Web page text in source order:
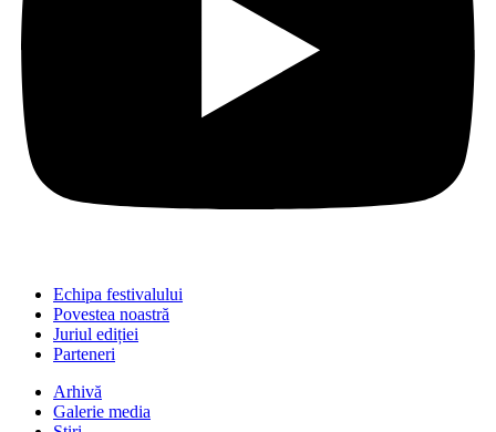
Echipa festivalului
Povestea noastră
Juriul ediției
Parteneri
Arhivă
Galerie media